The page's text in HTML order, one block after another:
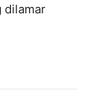
dilamar